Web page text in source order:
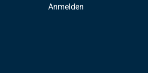
Anmelden